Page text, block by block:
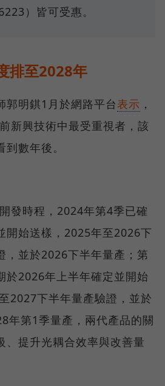
）皆可受惠。
排至2028年
郭明錤1月於網路平台表示 ，
新興技術中最受重視者，該
數年後。
發時程，2024年第4季已確
開始送樣，2025年至2026下
，並於2026下半年量產；第
於2026年上半年確定並開始
2027下半年量產驗證，並於
年第1季量產，兩代產品的關
、提升光耦合效率與改善量